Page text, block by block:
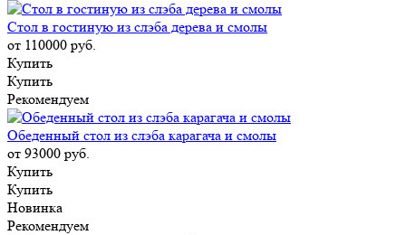
Стол в гостиную из слэба дерева и смолы
от 110000 руб.
Купить
Купить
Рекомендуем
Обеденный стол из слэба карагача и смолы
от 93000 руб.
Купить
Купить
Новинка
Рекомендуем